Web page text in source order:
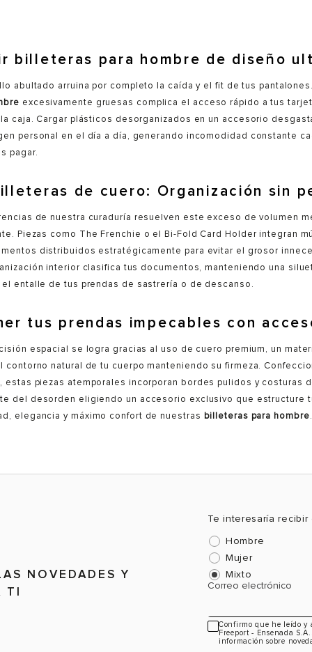
billeteras para hombre de diseño
abultado arruina por completo la caída y el fit de tus
excesivamente gruesas complica el acceso rápido a tus
caja. Cargar plásticos desorganizados en un accesorio
personal en el día a día, generando incomodidad constante
pagar.
de cuero: Organización sin
de nuestra curaduría resuelven este exceso de volumen
Piezas como The Frenchie o el Bi-Fold Card Holder integran
distribuidos estratégicamente para evitar el grosor
interior clasifica tus documentos, manteniendo una
el entalle de tus prendas de sastrería o de descanso.
tus prendas impecables con
espacial se logra gracias al uso de cuero premium, un
contorno natural de tu cuerpo manteniendo su firmeza.
estas piezas atemporales incorporan bordes pulidos y costuras
del desorden eligiendo un accesorio exclusivo que estructure
elegancia y máximo confort de nuestras billeteras para hombre.
NOVEDADES Y
TI
Te interesaría
Hombre
Mujer
Mixto
Correo electrónico
Confirmo que he leído y
Freeport - Ensenada
información sobre